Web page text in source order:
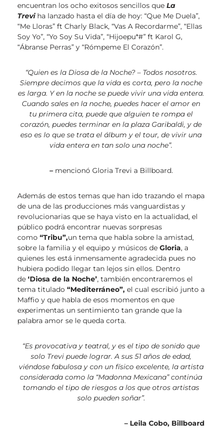
encuentran los ocho exitosos sencillos que La
Trevi ha lanzado hasta el día de hoy: “Que Me Duela”,
“Me Lloras” ft Charly Black, “Vas A Recordarme”, “Ellas
Soy Yo”, “Yo Soy Su Vida”, “Hijoepu*#” ft Karol G,
“Ábranse Perras” y “Rómpeme El Corazón”.
“Quien es la Diosa de la Noche? – Todos nosotros.
Siempre decimos que la vida es corta, pero la noche
es larga. Y en la noche se puede vivir una vida entera.
Cuando sales en la noche, puedes hacer el amor en
tu primera cita, puede que alguien te rompa el
corazón, puedes terminar en la plaza Garibaldi, y de
eso es lo que se trata el álbum y el tour, de vivir una
vida entera en tan solo una noche”.
– mencionó Gloria Trevi a Billboard.
Además de estos temas que han ido trazando el mapa
de una de las producciones más vanguardistas y
revolucionarias que se haya visto en la actualidad, el
público podrá encontrar nuevas sorpresas
como “Tribu”,un tema que habla sobre la amistad,
sobre la familia y el equipo y músicos de Gloria, a
quienes les está inmensamente agradecida pues no
hubiera podido llegar tan lejos sin ellos. Dentro
de ‘Diosa de la Noche’, también encontraremos el
tema titulado “Mediterráneo”, el cual escribió junto a
Maffio y que habla de esos momentos en que
experimentas un sentimiento tan grande que la
palabra amor se le queda corta.
“Es provocativa y teatral, y es el tipo de sonido que
solo Trevi puede lograr. A sus 51 años de edad,
viéndose fabulosa y con un físico excelente, la artista
considerada como la “Madonna Mexicana” continúa
tomando el tipo de riesgos a los que otros artistas
solo pueden soñar”.
– Leila Cobo, Billboard